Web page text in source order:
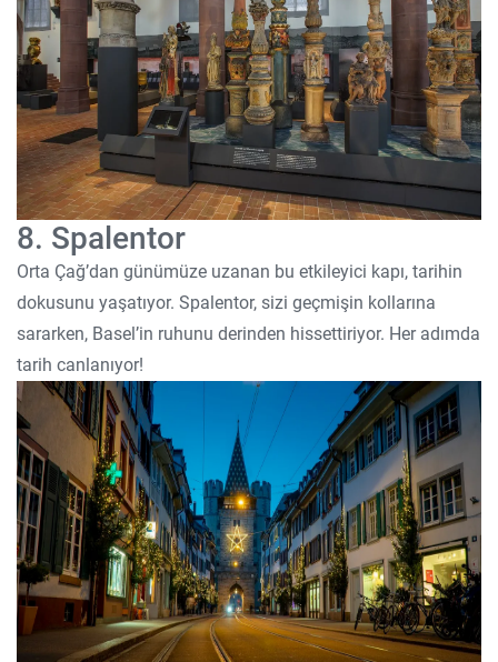
8. Spalentor
Orta Çağ’dan günümüze uzanan bu etkileyici kapı, tarihin
dokusunu yaşatıyor. Spalentor, sizi geçmişin kollarına
sararken, Basel’in ruhunu derinden hissettiriyor. Her adımda
tarih canlanıyor!